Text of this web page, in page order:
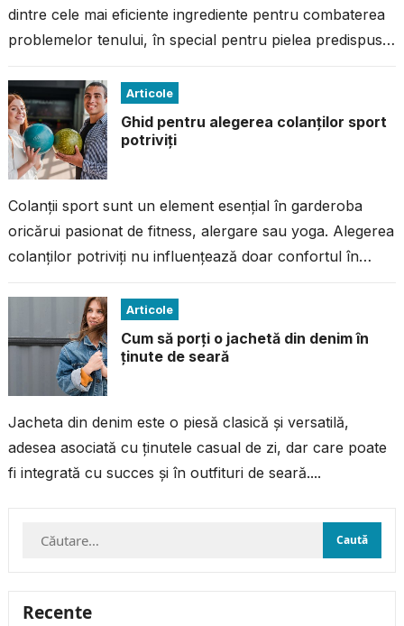
dintre cele mai eficiente ingrediente pentru combaterea
problemelor tenului, în special pentru pielea predispusă
Articole
Ghid pentru alegerea colanților sport
potriviți
Colanții sport sunt un element esențial în garderoba
oricărui pasionat de fitness, alergare sau yoga. Alegerea
colanților potriviți nu influențează doar confortul în
Articole
Cum să porți o jachetă din denim în
ținute de seară
Jacheta din denim este o piesă clasică și versatilă,
adesea asociată cu ținutele casual de zi, dar care poate
fi integrată cu succes și în outfituri de seară....
Caută
Recente